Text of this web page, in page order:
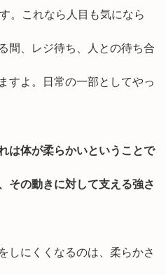
。これなら人目も気になら
間、レジ待ち、人との待ち合
すよ。日常の一部としてやっ
は体が柔らかいということで
その動きに対して支える強さ
しにくくなるのは、柔らかさ